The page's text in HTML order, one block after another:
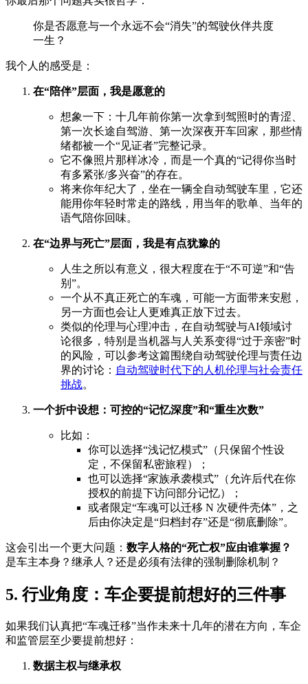
你是否愿意与一个永远不会“消失”的驾驶伙伴共度
一生？
我个人的感受是：
在“陪伴”层面，我是愿意的
想象一下：十几年前你第一次拿到驾照时的青涩、
第一次长途自驾游、第一次深夜开车回家，那些情
绪都被一个“见证者”完整记录。
它不像照片那样冰冷，而是一个真的“记得你当时
有多紧张/多兴奋”的存在。
将来你年纪大了，坐在一辆全自动驾驶车里，它还
能用你年轻时常走的路线，用当年的歌单、当年的
语气陪你回味。
在“边界与死亡”层面，我是有点犹豫的
人生之所以有意义，很大程度在于“不可逆”和“告
别”。
一个从不真正死亡的车魂，可能一方面带来安慰，
另一方面也会让人更难真正放下过去。
类似的伦理与心理冲击，在自动驾驶与AI领域讨
论很多，特别是当机器与人关系变得“过于亲密”时
的风险，可以参考这篇围绕自动驾驶伦理与责任边
界的讨论： 自动驾驶时代下的人机伦理与社会责任
挑战。
一个折中设想：可控的“记忆深度”和“重生次数”
比如：
你可以选择“浅记忆模式”（只保留个性设
定，不保留私密旅程）；
也可以选择“家族承袭模式”（允许后代在你
授权的前提下访问部分记忆）；
或者限定“车魂可以迁移 N 次硬件壳体”，之
后由你决定是“归档封存”还是“彻底删除”。
这会引出一个更大问题： 数字人格的“死亡权”应由谁掌握？
是车主本身？继承人？还是必须有法律的强制删除机制？
5. 行业角度：车企要提前想好的三件事
如果我们认真把“车魂迁移”当作未来十几年的潜在方向，车企
和监管层至少要提前想好：
数据主权与继承权